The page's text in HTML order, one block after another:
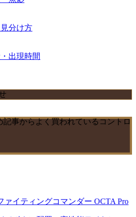
分け方
出現時間
記事からよく買われているコントロ
ァイティングコマンダー OCTA Pro